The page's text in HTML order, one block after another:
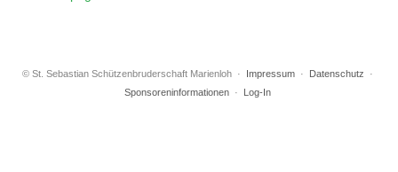
© St. Sebastian Schützenbruderschaft Marienloh · Impressum · Datenschutz ·
Sponsoreninformationen · Log-In